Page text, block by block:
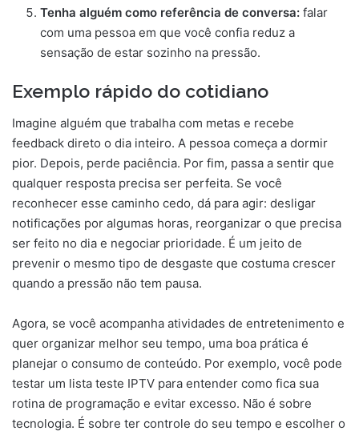
Tenha alguém como referência de conversa: falar
com uma pessoa em que você confia reduz a
sensação de estar sozinho na pressão.
Exemplo rápido do cotidiano
Imagine alguém que trabalha com metas e recebe
feedback direto o dia inteiro. A pessoa começa a dormir
pior. Depois, perde paciência. Por fim, passa a sentir que
qualquer resposta precisa ser perfeita. Se você
reconhecer esse caminho cedo, dá para agir: desligar
notificações por algumas horas, reorganizar o que precisa
ser feito no dia e negociar prioridade. É um jeito de
prevenir o mesmo tipo de desgaste que costuma crescer
quando a pressão não tem pausa.
Agora, se você acompanha atividades de entretenimento e
quer organizar melhor seu tempo, uma boa prática é
planejar o consumo de conteúdo. Por exemplo, você pode
testar um lista teste IPTV para entender como fica sua
rotina de programação e evitar excesso. Não é sobre
tecnologia. É sobre ter controle do seu tempo e escolher o